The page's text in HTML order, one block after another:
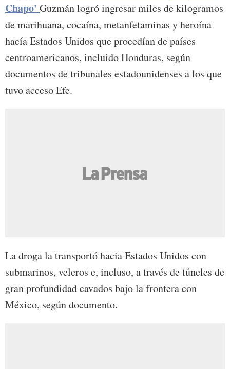
Chapo' Guzmán logró ingresar miles de kilogramos
de marihuana, cocaína, metanfetaminas y heroína
hacía Estados Unidos que procedían de países
centroamericanos, incluido Honduras, según
documentos de tribunales estadounidenses a los que
tuvo acceso Efe.
La droga la transportó hacia Estados Unidos con
submarinos, veleros e, incluso, a través de túneles de
gran profundidad cavados bajo la frontera con
México, según documento.